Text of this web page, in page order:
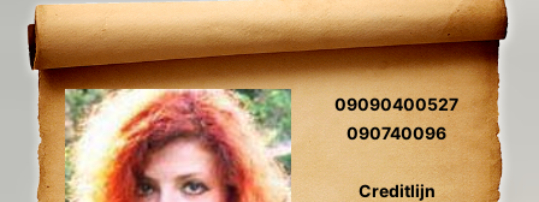
09090400527
090740096
Creditlijn